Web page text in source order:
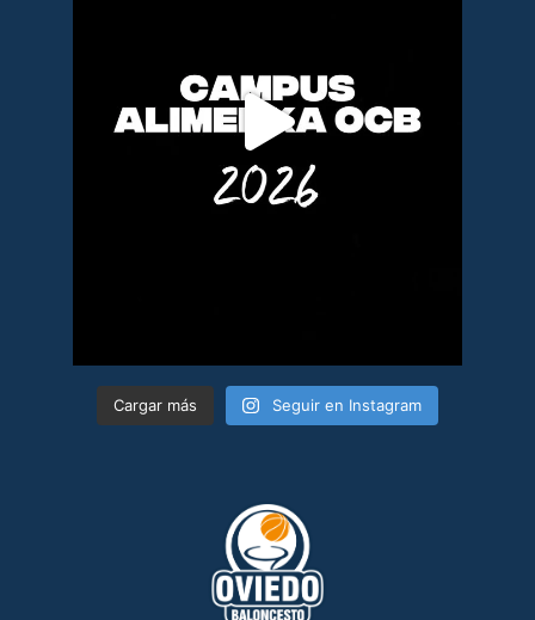
Cargar más Seguir en Instagram